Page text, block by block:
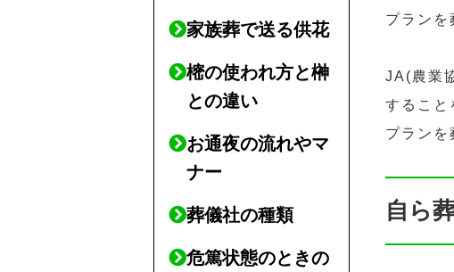
プランを
JA(農業
すること
プランを
自ら
家族葬で送る供花
樒の使われ方と榊
との違い
お通夜の流れやマ
ナー
葬儀社の種類
危篤状態のときの